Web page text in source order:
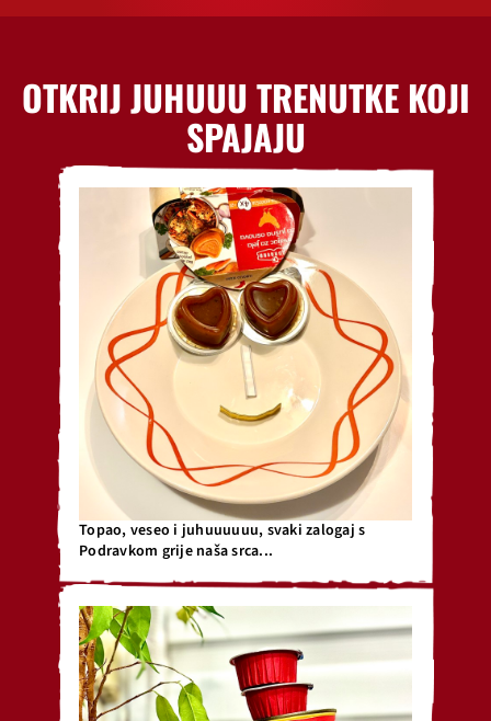
OTKRIJ JUHUUU TRENUTKE KOJI
SPAJAJU
Topao, veseo i juhuuuuuu, svaki zalogaj s
Podravkom grije naša srca...